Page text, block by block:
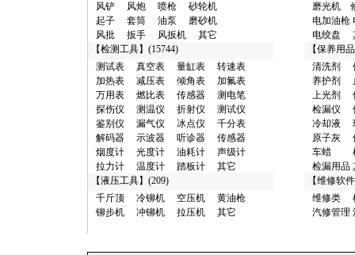
风铲
风炮 喷枪
砂轮机
起子
套筒 油泵
磨砂机
风批
扳手 风扳机
其它
【检测工具】(15744)
测试表
真空表 量缸表
转速表
加热表
减压表 倾角表
加氟表
万用表
燃比表 传感器
测电笔
探伤仪
测温仪 折射仪
测试仪
鉴别仪
漏气仪 冰点仪
千分表
解码器
示波器 听诊器
传感器
烟度计
光度计 油耗计
声级计
拉力计
温度计 踏板计
其它
【液压工具】(209)
千斤顶
冷铆机 空压机
黄油枪
铆步机
冲铆机 拉压机 其它
磨光机
电加油枪
电绞盘
【保养用品
清洗剂
养护剂
上光剂
检漏仪
冷却液
原子灰
车蜡
检漏用品
【维修软件
维修类
汽修管理